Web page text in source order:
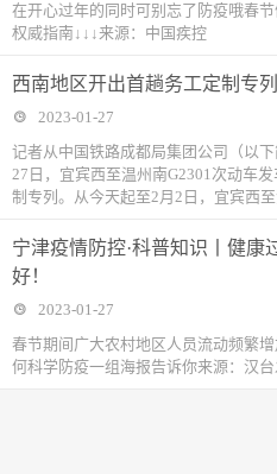
在开心过年的同时可别忘了防疫哦春
权威指南↓↓↓来源：中国疾控
西南地区开出首趟务工定制专列
2023-01-27
记者从中国铁路成都局集团公司（以
27日，宜宾西至温州南G2301次动车
制专列。从今天起至2月2日，宜宾西
宁津疫情防控·科普知识丨健康
好！
2023-01-27
春节期间广大农村地区人员流动频繁
何科学防疫一组海报告诉你来源：汉